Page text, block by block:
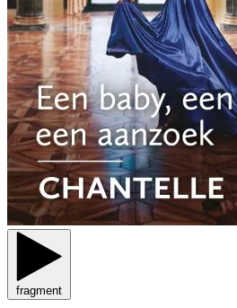
fragment